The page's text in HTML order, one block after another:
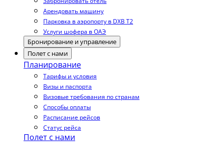
Арендовать машину
Парковка в аэропорту в DXB T2
Услуги шофера в ОАЭ
Бронирование и управление
Полет с нами
Планирование
Тарифы и условия
Визы и паспорта
Визовые требования по странам
Способы оплаты
Расписание рейсов
Статус рейса
Полет с нами